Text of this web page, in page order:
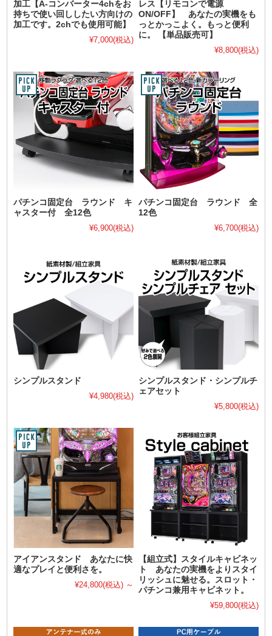
加工【A-コンバーター4chをお
持ちで使い回ししたい方向けの
加工です。2chでも使用可能】
¥7,000(税込)
レス【リモコンで電源
ON/OFF】 あなたの実機をも
っとかっこよく。もっと便利
に。 【単品販売可】
¥8,800(税込)
パチンコ固定台 ラウンド キ
ャスター付 全12色
¥6,900(税込)
パチンコ固定台 ラウンド 全
12色
¥6,700(税込)
シンプルスタンド
¥4,980(税込)
シンプルスタンド・シンプルチ
ェアセット
¥5,800(税込)
アイアンスタンド あなたに快
適なプレイと便利さを。
¥24,800(税込) ～
【組立式】スタイルキャビネッ
ト あなたの実機をよりスタイ
リッシュに魅せる。スロット・
パチンコ兼用キャビネット。
¥59,800(税込)